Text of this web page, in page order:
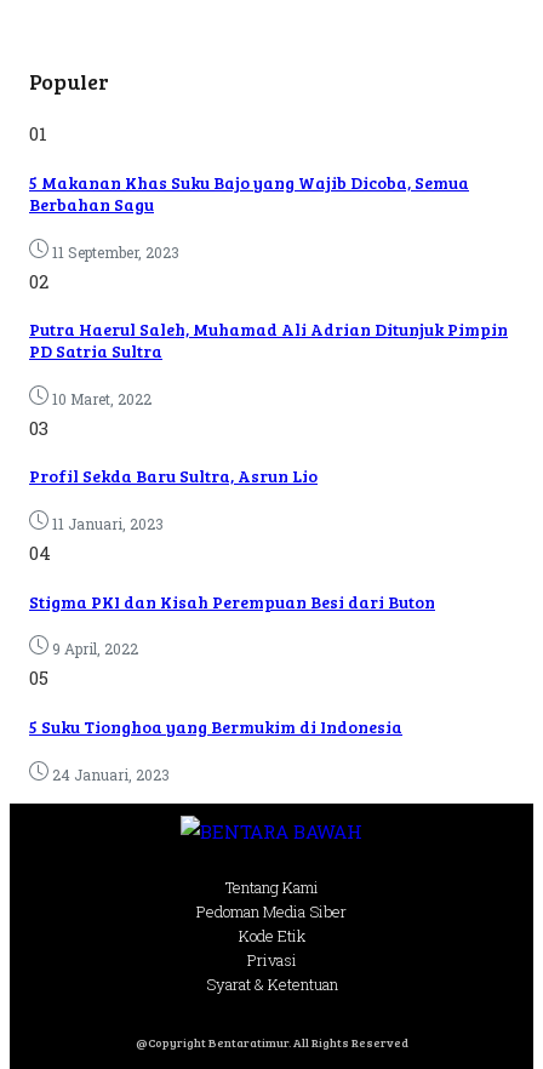
Populer
01
5 Makanan Khas Suku Bajo yang Wajib Dicoba, Semua
Berbahan Sagu
11 September, 2023
02
Putra Haerul Saleh, Muhamad Ali Adrian Ditunjuk Pimpin
PD Satria Sultra
10 Maret, 2022
03
Profil Sekda Baru Sultra, Asrun Lio
11 Januari, 2023
04
Stigma PKI dan Kisah Perempuan Besi dari Buton
9 April, 2022
05
5 Suku Tionghoa yang Bermukim di Indonesia
24 Januari, 2023
Tentang Kami
Pedoman Media Siber
Kode Etik
Privasi
Syarat & Ketentuan
@Copyright Bentaratimur. All Rights Reserved